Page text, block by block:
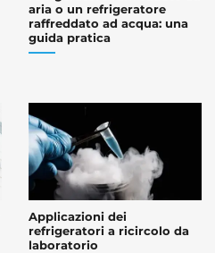
aria o un refrigeratore
raffreddato ad acqua: una
guida pratica
Applicazioni dei
refrigeratori a ricircolo da
laboratorio